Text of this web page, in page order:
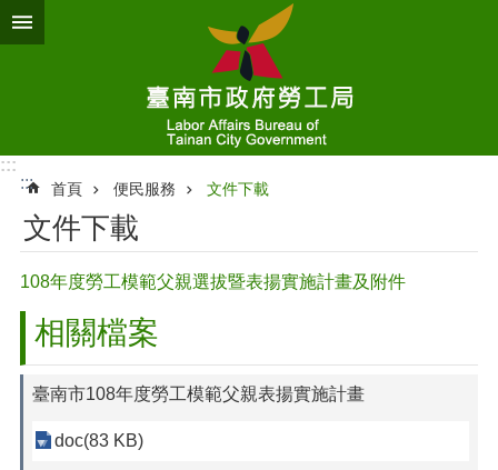
跳到主要內容區塊
:::
:::
首頁 便民服務 文件下載
文件下載
108年度勞工模範父親選拔暨表揚實施計畫及附件
相關檔案
臺南市108年度勞工模範父親表揚實施計畫
doc(83 KB)